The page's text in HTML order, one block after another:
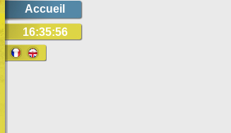
Accueil
16:35:56